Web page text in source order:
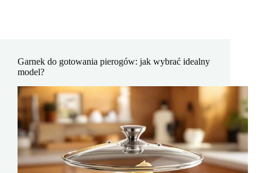
Garnek do gotowania pierogów: jak wybrać idealny
model?